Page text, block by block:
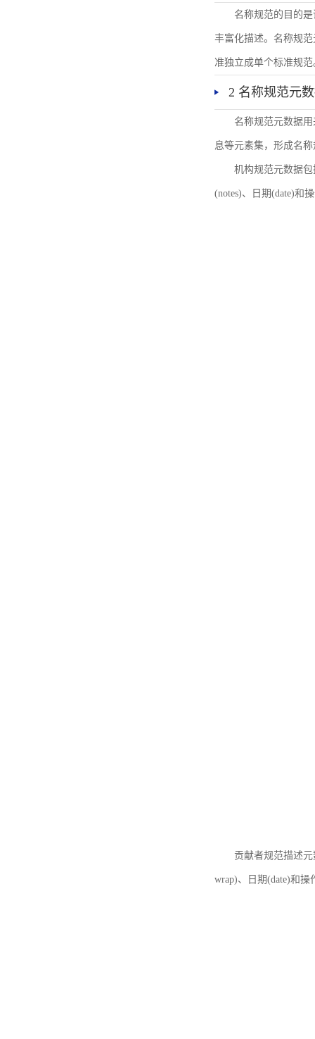
名称规范的目的
丰富化描述。名称规
准独立成单个标准规范
2 名称规范元
名称规范元数据
息等元素集，形成名
机构规范元数据
(notes)、日期(date)和
贡献者规范描述
wrap)、日期(date)和操